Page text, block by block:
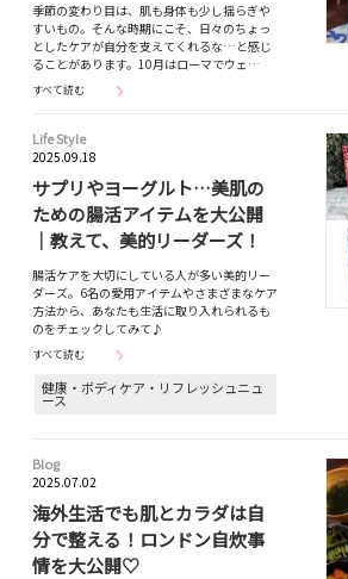
季節の変わり目は、肌も身体も少し揺らぎや
すいもの。そんな時期にこそ、日々のちょっ
としたケアが自分を支えてくれるな…と感じ
ることがあります。10月はローマでウェ…
すべて読む
Life Style
2025.09.18
サプリやヨーグルト…美肌の
ための腸活アイテムを大公開
｜教えて、美的リーダーズ！
腸活ケアを大切にしている人が多い美的リー
ダーズ。6名の愛用アイテムやさまざまなケア
方法から、あなたも生活に取り入れられるも
のをチェックしてみて♪
すべて読む
健康・ボディケア・リフレッシュニュ
ース
Blog
2025.07.02
海外生活でも肌とカラダは自
分で整える！ロンドン自炊事
情を大公開♡